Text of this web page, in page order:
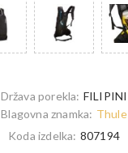
Država porekla: FILIPINI
Blagovna znamka: Thule
Koda izdelka: 807194